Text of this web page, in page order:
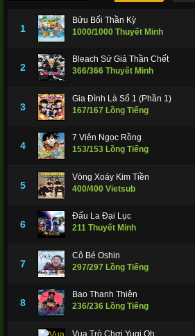
1
Bửu Bối Thần Kỳ
1000/1000 Thuyết Minh
2
Bleach Sứ Giả Thần Chết
366/366 Thuyết Minh
3
Gia Đình Là Số 1 (Phần 1)
167/167 Lồng Tiếng
4
7 Viên Ngọc Rồng
153/153 Lồng Tiếng
5
Vòng Xoáy Kim Tiền
400/400 Vietsub
6
Đấu La Đại Lục
211 Thuyết Minh
7
Cô Bé Oshin
297/297 Lồng Tiếng
8
Bao Thanh Thiên
236/236 Lồng Tiếng
Vua Trò Chơi Yugi Oh